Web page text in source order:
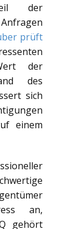
der
prüft
der
des
sich
einem
an,
gehört